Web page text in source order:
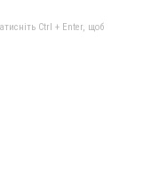
Ctrl + Enter, щоб